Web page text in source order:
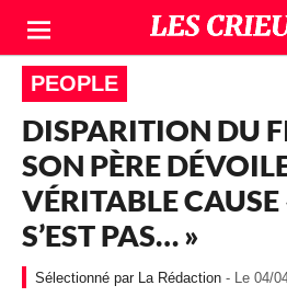
PEOPLE
DISPARITION DU
SON PÈRE
VÉRITABLE
S’EST PAS… »
La Rédaction - Le 04/